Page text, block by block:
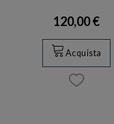
120,00 €
Acquista